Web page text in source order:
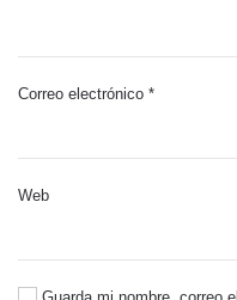
Correo electrónico *
Web